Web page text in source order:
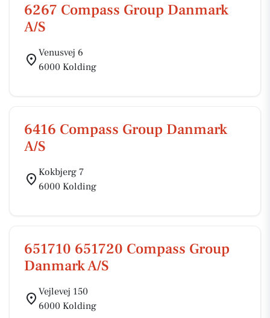
6267 Compass Group Danmark
A/S
Venusvej 6
6000 Kolding
6416 Compass Group Danmark
A/S
Kokbjerg 7
6000 Kolding
651710 651720 Compass Group
Danmark A/S
Vejlevej 150
6000 Kolding